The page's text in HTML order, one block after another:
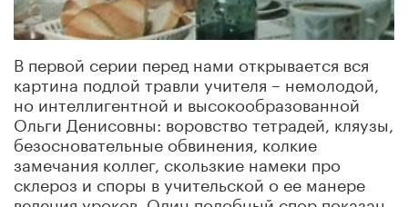
В первой серии перед нами открывается вся
картина подлой травли учителя – немолодой,
но интеллигентной и высокообразованной
Ольги Денисовны: воровство тетрадей, кляузы,
безосновательные обвинения, колкие
замечания коллег, скользкие намеки про
склероз и споры в учительской о ее манере